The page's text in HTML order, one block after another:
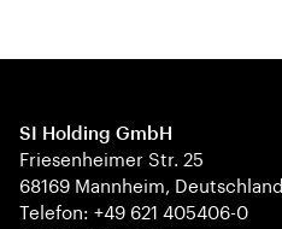
SI Holding GmbH
Friesenheimer Str. 25
68169 Mannheim, Deutschland
Telefon: +49 621 405406-0